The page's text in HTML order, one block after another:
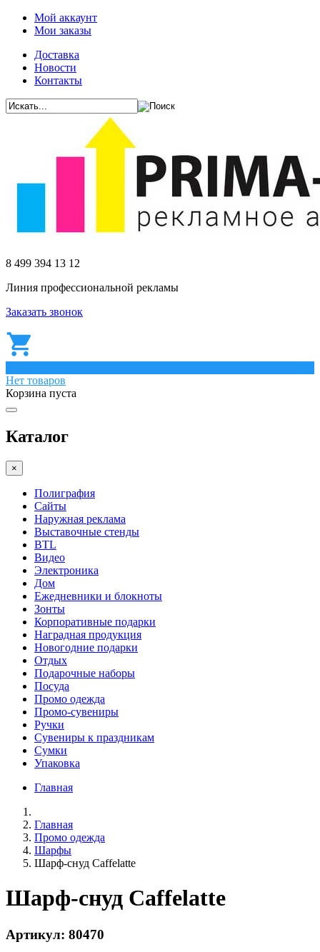
Мой аккаунт
Мои заказы
Доставка
Новости
Контакты
8 499 394 13 12
Линия профессиональной рекламы
Заказать звонок
Нет товаров
Корзина пуста
Каталог
×
Полиграфия
Сайты
Наружная реклама
Выставочные стенды
BTL
Видео
Электроника
Дом
Ежедневники и блокноты
Зонты
Корпоративные подарки
Наградная продукция
Новогодние подарки
Отдых
Подарочные наборы
Посуда
Промо одежда
Промо-сувениры
Ручки
Сувениры к праздникам
Сумки
Упаковка
Главная
Главная
Промо одежда
Шарфы
Шарф-снуд Caffelatte
Шарф-снуд Caffelatte
Артикул: 80470